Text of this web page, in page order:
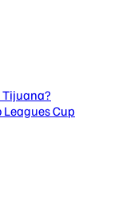
Tijuana?
Cup